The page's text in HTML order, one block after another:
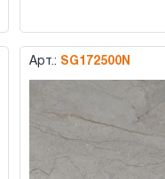
Арт.: SG172500N